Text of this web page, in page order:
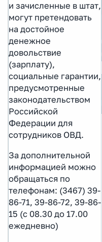
и зачисленные в штат,
могут претендовать
на достойное
денежное
довольствие
(зарплату),
социальные гарантии,
предусмотренные
законодательством
Российской
Федерации для
сотрудников ОВД.
За дополнительной
информацией можно
обращаться по
телефонам: (3467) 39-
86-71, 39-86-72, 39-86-
15 (с 08.30 до 17.00
ежедневно)